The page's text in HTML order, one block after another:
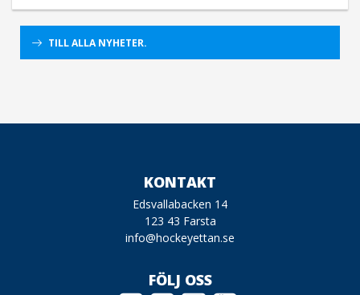
TILL ALLA NYHETER.
KONTAKT
Edsvallabacken 14
123 43 Farsta
info@hockeyettan.se
FÖLJ OSS